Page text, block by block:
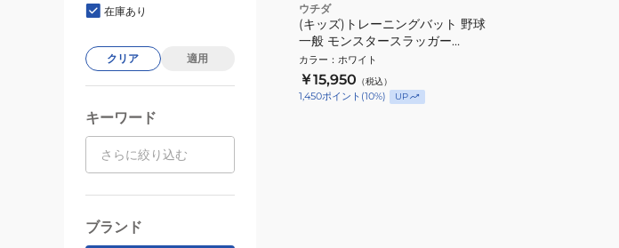
ウチダ
(キッズ)トレーニングバット 野球
一般 モンスタースラッガー
80cm/800g平均 MS-80W
カラー ： ホワイト
￥15,950 （税込）
1,450ポイント (10%) UP
在庫あり
クリア 適用
キーワード
ブランド